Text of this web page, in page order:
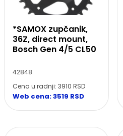
*SAMOX zupčanik,
36Z, direct mount,
Bosch Gen 4/5 CL50
42848
Cena u radnji: 3910 RSD
Web cena: 3519 RSD